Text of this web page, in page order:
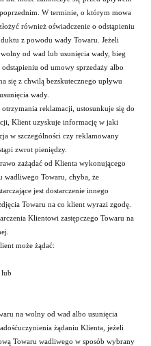
W terminie, o którym mowa
również oświadczenie o odstąpieniu
z powodu wady Towaru. Jeżeli
od wad lub usunięcia wady, bieg
od umowy sprzedaży albo
się z chwilą bezskutecznego upływu
wady.
reklamacji, ustosunkuje się do
Klient uzyskuje informację w jaki
w szczególności czy reklamowany
zwrot pieniędzy.
zażądać od Klienta wykonującego
wadliwego Towaru, chyba, że
jest dostarczenie innego
Towaru na co klient wyrazi zgodę.
Klientowi zastępczego Towaru na
może żądać:
na wolny od wad albo usunięcia
żądaniu Klienta, jeżeli
Towaru wadliwego w sposób wybrany